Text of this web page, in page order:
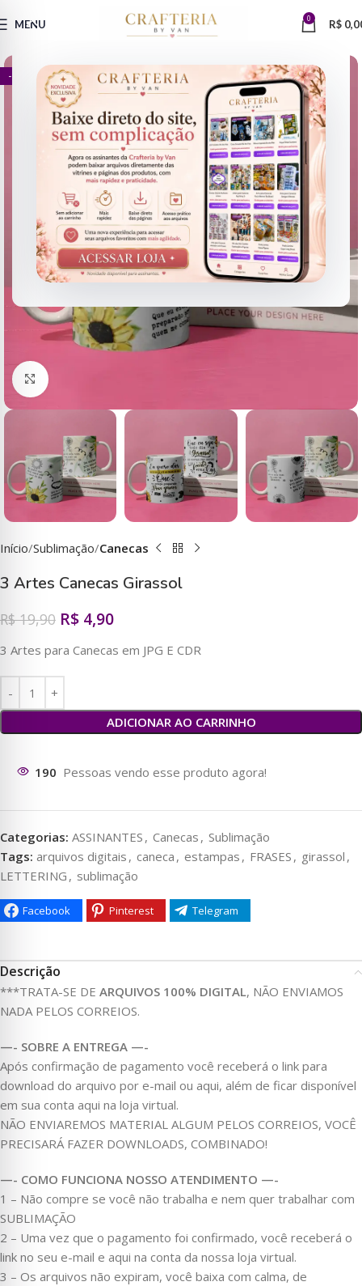
MENU 0 R$
- 75%
Clique para ampliar
Início Sublimação Canecas
3 Artes Canecas Girassol
R$19,90 R$ 4,90
3 Artes para Canecas em JPG E CDR
ADICIONAR AO CARRINHO
184 Pessoas vendo esse produto agora!
Categorias: ASSINANTES , Canecas , Sublimação
Tags: arquivos digitais , caneca , estampas , FRASES , girassol ,
LETTERING , sublimação
Facebook Pinterest Telegram
Descrição
***TRATA-SE DE ARQUIVOS 100% DIGITAL, NÃO ENVIAMOS
NADA PELOS CORREIOS.
—- SOBRE A ENTREGA —-
Após confirmação de pagamento você receberá o link para
download do arquivo por e-mail ou aqui, além de ficar disponível
em sua conta aqui na loja virtual.
NÃO ENVIAREMOS MATERIAL ALGUM PELOS CORREIOS, VOCÊ
PRECISARÁ FAZER DOWNLOADS, COMBINADO!
—- COMO FUNCIONA NOSSO ATENDIMENTO —-
1 – Não compre se você não trabalha e nem quer trabalhar com
SUBLIMAÇÃO
2 – Uma vez que o pagamento foi confirmado, você receberá o
link no seu e-mail e aqui na conta da nossa loja virtual.
3 – Os arquivos não expiram, você baixa com calma, de